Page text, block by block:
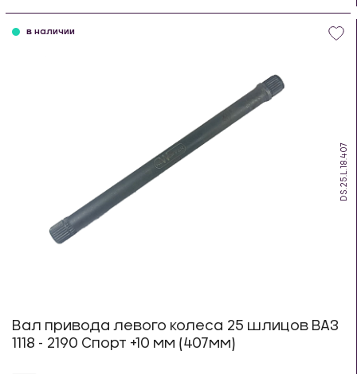
DS.25.L.18.407
в наличии
Вал привода левого колеса 25 шлицов ВАЗ
1118 - 2190 Спорт +10 мм (407мм)